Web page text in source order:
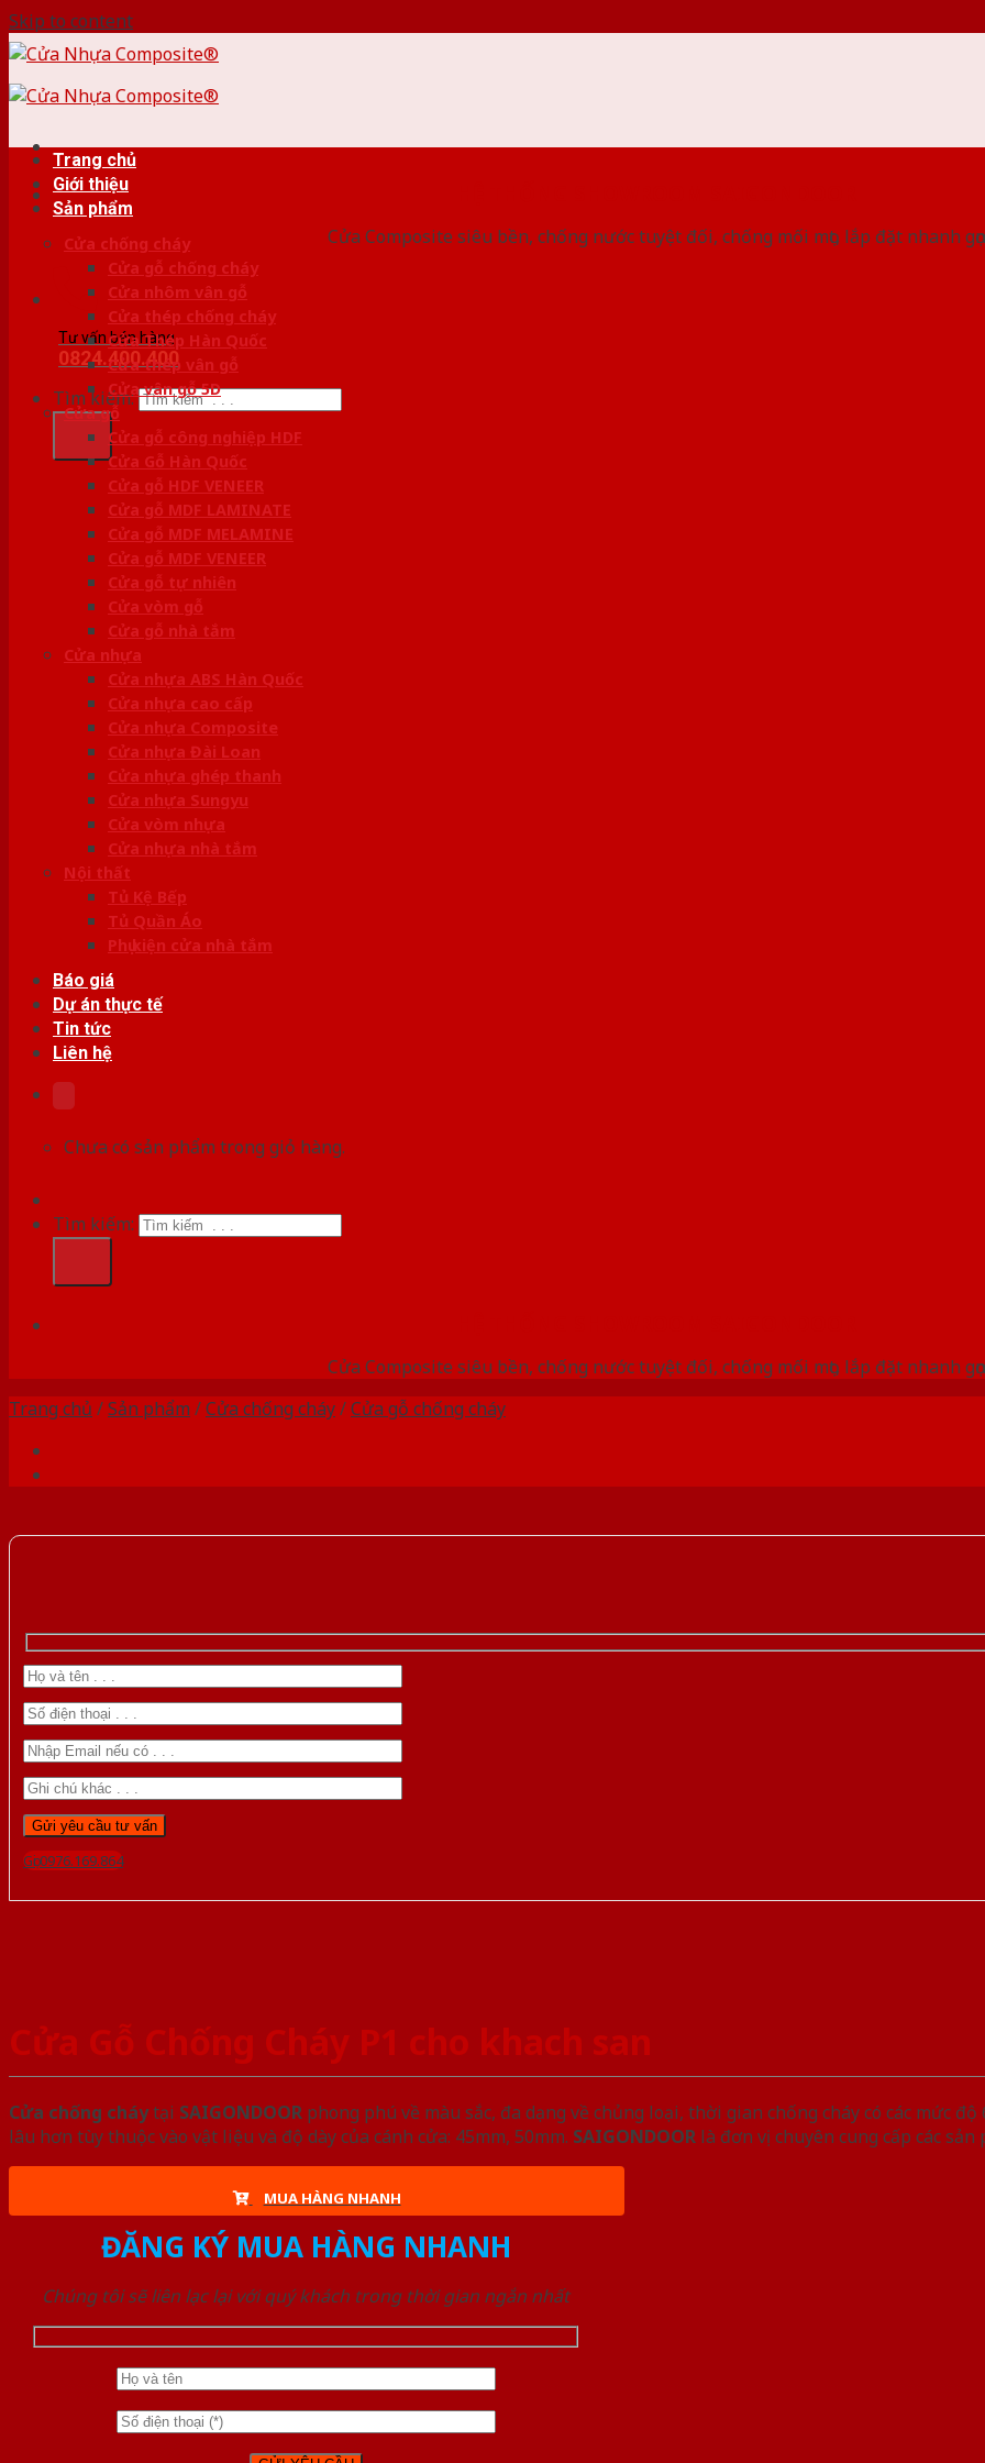
Skip to content
Cửa Composite siêu bền, chống nước tuyệt đối, chống mối mọt, lắp đặt nhanh gọn
Tư vấn bán hàng
0824.400.400
Tìm kiếm:
Trang chủ
Giới thiệu
Sản phẩm
Cửa chống cháy
Cửa gỗ chống cháy
Cửa nhôm vân gỗ
Cửa thép chống cháy
Cửa Thép Hàn Quốc
Cửa thép vân gỗ
Cửa vân gỗ 5D
Cửa gỗ
Cửa gỗ công nghiệp HDF
Cửa Gỗ Hàn Quốc
Cửa gỗ HDF VENEER
Cửa gỗ MDF LAMINATE
Cửa gỗ MDF MELAMINE
Cửa gỗ MDF VENEER
Cửa gỗ tự nhiên
Cửa vòm gỗ
Cửa gỗ nhà tắm
Cửa nhựa
Cửa nhựa ABS Hàn Quốc
Cửa nhựa cao cấp
Cửa nhựa Composite
Cửa nhựa Đài Loan
Cửa nhựa ghép thanh
Cửa nhựa Sungyu
Cửa vòm nhựa
Cửa nhựa nhà tắm
Nội thất
Tủ Kệ Bếp
Tủ Quần Áo
Phụ kiện cửa nhà tắm
Báo giá
Dự án thực tế
Tin tức
Liên hệ
Chưa có sản phẩm trong giỏ hàng.
Tìm kiếm:
Cửa Composite siêu bền, chống nước tuyệt đối, chống mối mọt, lắp đặt nhanh gọn
Trang chủ /Sản phẩm /Cửa chống cháy/Cửa gỗ chống cháy
Gọi 0976.169.864
Cửa Gỗ Chống Cháy P1 cho khach san
Cửa chống cháytại SAIGONDOOR phong phú về màu sắc, đa dạng về chủng loại, thời gian chống cháy có các mức
lâu hơn tùy thuộc vào vật liệu và độ dày của cánh cửa: 45mm, 50mm. SAIGONDOOR là đơn vị chuyên cung cấp các
MUA HÀNG NHANH
ĐĂNG KÝ MUA HÀNG NHANH
Chúng tôi sẽ liên lạc lại với quý khách trong thời gian ngắn nhất